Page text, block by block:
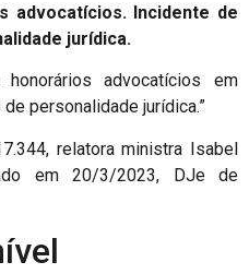
advocatícios. Incidente de
jurídica.
advocatícios em
personalidade jurídica.”
relatora ministra Isabel
em 20/3/2023, DJe de